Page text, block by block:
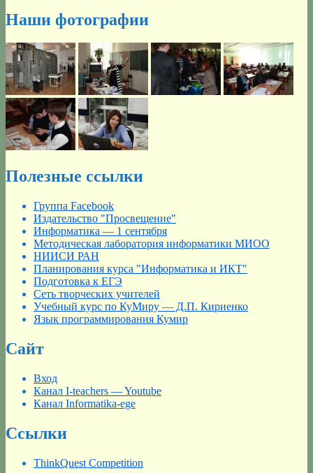
Наши фотографии
Полезные ссылки
Группа Facebook
Издательство "Просвещение"
Информатика — 1 сентября
Методическая лаборатория информатики МИОО
НИИСИ РАН
Планирования курса "Информатика и ИКТ"
Подготовка к ЕГЭ
Сеть творческих учителей
Учебный курс по КуМиру — Д.П. Кириенко
Язык программирования Кумир
Сайт
Вход
Канал I-teachers — Youtube
Канал Informatika-ege
Ссылки
ThinkQuest Competition